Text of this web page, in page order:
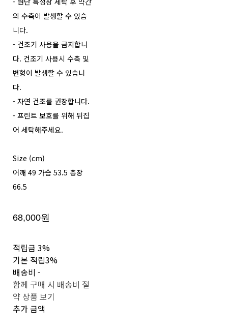
의 수축이 발생할 수 있습
니다.
- 건조기 사용을 금지합니
다. 건조기 사용시 수축 및
변형이 발생할 수 있습니
다.
- 자연 건조를 권장합니다.
- 프린트 보호를 위해 뒤집
어 세탁해주세요.
Size (cm)
어깨 49 가슴 53.5 총장
66.5
68,000원
적립금 3%
기본 적립3%
배송비-
함께 구매 시 배송비 절
약 상품 보기
추가 금액